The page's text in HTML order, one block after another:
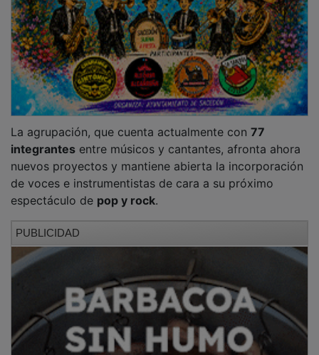
Fundado en
Orfeón y Orquesta Joaquín
Turina
nació en Guadalajara con el objetivo de
impulsar la música coral y sinfónica. Desde entonces
ha evolucionado desde un formato coral inicial hacia
una estructura más amplia que integra coro, orquesta
y producciones propias de gran formato.